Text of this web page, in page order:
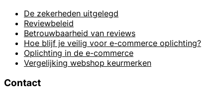
De zekerheden uitgelegd
Reviewbeleid
Betrouwbaarheid van reviews
Hoe blijf je veilig voor e-commerce oplichting?
Oplichting in de e-commerce
Vergelijking webshop keurmerken
Contact